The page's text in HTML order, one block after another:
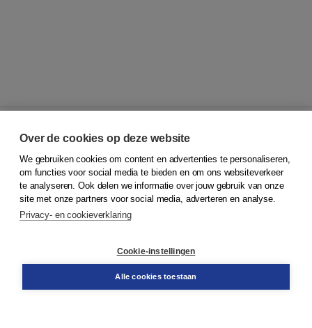
© 2026Koninklijke Boom uitgevers
Klantenservice
Service & informatie
Contact
Over de cookies op deze website
We gebruiken cookies om content en advertenties te personaliseren,
om functies voor social media te bieden en om ons websiteverkeer
te analyseren. Ook delen we informatie over jouw gebruik van onze
site met onze partners voor social media, adverteren en analyse.
Privacy- en cookieverklaring
Cookie-instellingen
Alle cookies toestaan